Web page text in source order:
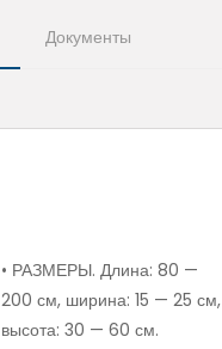
Документы
• РАЗМЕРЫ. Длина: 80 —
200 см, ширина: 15 — 25 см,
высота: 30 — 60 см.